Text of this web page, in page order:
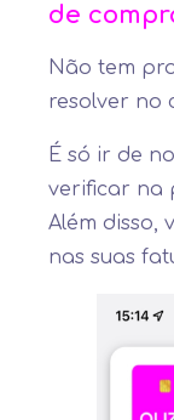
de
Não tem
resolver no
É só ir de
verificar na
Além disso,
nas suas